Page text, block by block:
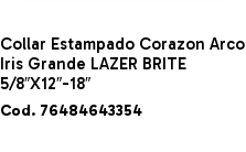
Collar Estampado Corazon Arco
Iris Grande LAZER BRITE
5/8″X12″-18″
Cod. 76484643354